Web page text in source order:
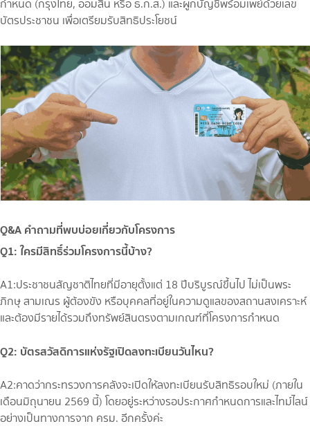
กำหนด (กรุงไทย, ออมสิน หรือ ธ.ก.ส.) และผูกบัญชีพร้อมเพย์ด้วยเลข
บัตรประชาชน เพื่อเตรียมรับสิทธิประโยชน์
Q&A คำถามที่พบบ่อยเกี่ยวกับโครงการ
Q1: ใครมีสิทธิ์ร่วมโครงการนี้บ้าง?
A1:ประชาชนสัญชาติไทยที่มีอายุตั้งแต่ 18 ปีบริบูรณ์ขึ้นไป ไม่เป็นพระ
ภิกษุ สามเณร ผู้ต้องขัง หรือบุคคลที่อยู่ในความดูแลของสถานสงเคราะห์
และต้องมีรายได้รวมถึงทรัพย์สินตรงตามเกณฑ์ที่โครงการกำหนด
Q2: บัตรสวัสดิการแห่งรัฐเปิดลงทะเบียนวันไหน?
A2:คาดว่ากระทรวงการคลังจะเปิดให้ลงทะเบียนรับสิทธิรอบใหม่ (ภายใน
เดือนมิถุนายน 2569 นี้) โดยอยู่ระหว่างรอประกาศกำหนดการและไทม์ไลน์
อย่างเป็นทางการจาก ครม. อีกครั้งค่ะ